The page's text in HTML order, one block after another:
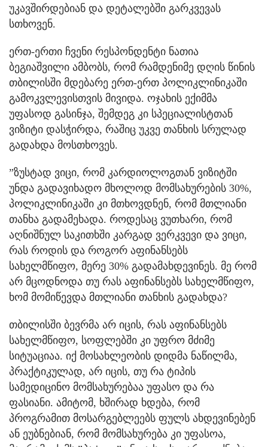
უკავშირდებიან და დეტალებში გარკვევას
სთხოვენ.
ერთ-ერთი ჩვენი რესპონდენტი ნათია
ბეგიაშვილი ამბობს, რომ რამდენიმე დღის წინის
თბილისში მდებარე ერთ-ერთ პოლიკლინიკაში
გამოკვლევისთვის მივიდა. ოჯახის ექიმმა
უფასოდ გასინჯა, შემდეგ კი სპეციალისტთან
ვიზიტი დასჭირდა, რაშიც უკვე თანხის სრულად
გადახდა მოსთხოვეს.
”ზუსტად ვიცი, რომ კარდიოლოგთან ვიზიტში
უნდა გადავიხადო მხოლოდ მომსახურების 30%,
პოლიკლინიკაში კი მთხოვდნენ, რომ მთლიანი
თანხა გადამეხადა. როდესაც ვუთხარი, რომ
აღნიშნულ საკითხში კარგად ვერკვევი და ვიცი,
რას როდის და როგორ აფინანსებს
სახელმწიფო, მერე 30% გადამახდევინეს. მე რომ
არ მცოდნოდა თუ რას აფინანსებს სახელმწიფო,
ხომ მომიწევდა მთლიანი თანხის გადახდა?
თბილისში ბევრმა არ იცის, რას აფინანსებს
სახელმწიფო, სოფლებში კი უფრო მძიმე
სიტუაციაა. იქ მოსახლეობის დიდმა ნაწილმა,
პრაქტიკულად, არ იცის, თუ რა ტიპის
სამედიცინო მომსახურებაა უფასო და რა
ფასიანი. ამიტომ, ხშირად ხდება, რომ
პროგრამით მოსარგებლეებს ფულს ახდევინებენ
ან ეუბნებიან, რომ მომსახურება კი უფასოა,